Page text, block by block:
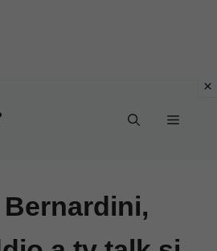
Menu